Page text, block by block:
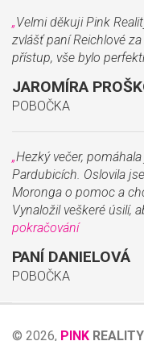
„Velmi děkuji Pink
zvlášť paní Reichlové
přístup, vše bylo
JAROMÍRA
POBOČKA
„Hezký večer,
Pardubicích. Oslovila
Moronga o pomoc a
Vynaložil veškeré úsilí,
pokračování
PANÍ DANIELOVÁ
POBOČKA
© 2026, PINK REALITY